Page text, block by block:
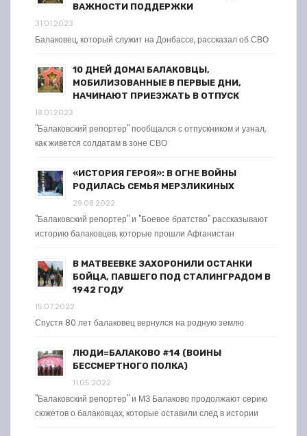
ВАЖНОСТИ ПОДДЕРЖКИ
31.01.2023
Балаковец, который служит на Донбассе, рассказал об СВО
10 ДНЕЙ ДОМА! БАЛАКОВЦЫ,
МОБИЛИЗОВАННЫЕ В ПЕРВЫЕ ДНИ,
НАЧИНАЮТ ПРИЕЗЖАТЬ В ОТПУСК
18.01.2023
"Балаковский репортер" пообщался с отпускником и узнал,
как живется солдатам в зоне СВО
«ИСТОРИЯ ГЕРОЯ»: В ОГНЕ ВОЙНЫ
РОДИЛАСЬ СЕМЬЯ МЕРЗЛИКИНЫХ
29.08.2022
"Балаковский репортер" и "Боевое братство" рассказывают
историю балаковцев, которые прошли Афганистан
В МАТВЕЕВКЕ ЗАХОРОНИЛИ ОСТАНКИ
БОЙЦА, ПАВШЕГО ПОД СТАЛИНГРАДОМ В
1942 ГОДУ
15.07.2022
Спустя 80 лет балаковец вернулся на родную землю
ЛЮДИ=БАЛАКОВО #14 (ВОИНЫ
БЕССМЕРТНОГО ПОЛКА)
11.05.2022
"Балаковский репортер" и МЗ Балаково продолжают серию
сюжетов о балаковцах, которые оставили след в истории